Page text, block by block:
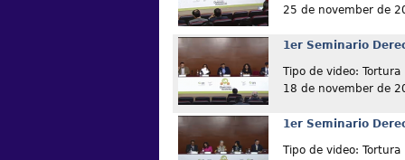
25 de november de
1er Seminario
Tipo de video: Tortura
18 de november de
1er Seminario
Tipo de video: Tortura